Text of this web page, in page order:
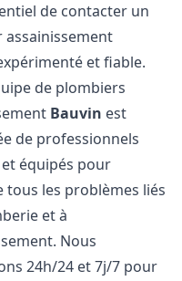
de contacter un
assainissement
et fiable.
de plombiers
Bauvin est
de professionnels
équipés pour
tous les problèmes liés
et à
Nous
24h/24 et 7j/7 pour